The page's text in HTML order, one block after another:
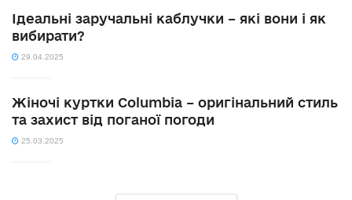
Ідеальні заручальні каблучки – які вони і як
вибирати?
29.04.2025
Жіночі куртки Columbia – оригінальний стиль
та захист від поганої погоди
25.03.2025